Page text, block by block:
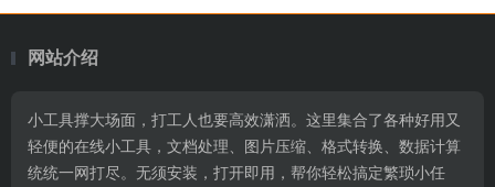
网站介绍
小工具撑大场面，打工人也要高效潇洒。这里集合了各种好用又
轻便的在线小工具，文档处理、图片压缩、格式转换、数据计算
统统一网打尽。无须安装，打开即用，帮你轻松搞定繁琐小任